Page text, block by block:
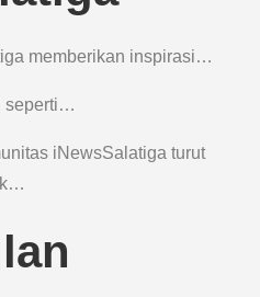
memberikan inspirasi…
seperti…
iNewsSalatiga turut